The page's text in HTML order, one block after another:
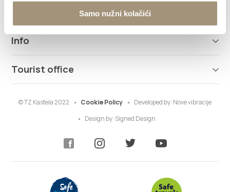
Samo nužni kolačići
Info
Tourist office
© TZ Kastela 2022 Cookie Policy Developed by: Nove vibracije
Design by: Signed Design